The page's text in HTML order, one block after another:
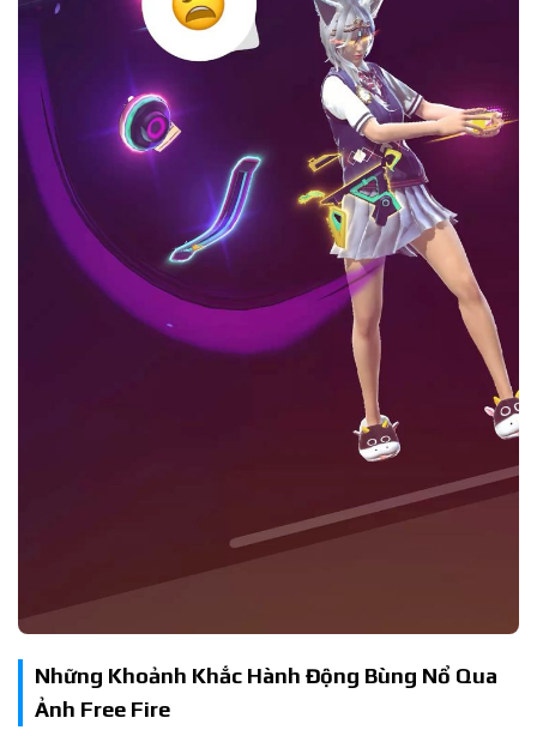
Những Khoảnh Khắc Hành Động Bùng Nổ Qua
Ảnh Free Fire